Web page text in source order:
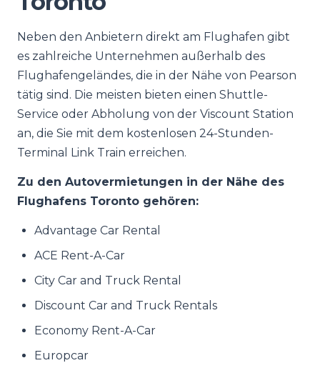
Neben den Anbietern direkt am Flughafen gibt
es zahlreiche Unternehmen außerhalb des
Flughafengeländes, die in der Nähe von Pearson
tätig sind. Die meisten bieten einen Shuttle-
Service oder Abholung von der Viscount Station
an, die Sie mit dem kostenlosen 24-Stunden-
Terminal Link Train erreichen.
Zu den Autovermietungen in der Nähe des
Flughafens Toronto gehören:
Advantage Car Rental
ACE Rent-A-Car
City Car and Truck Rental
Discount Car and Truck Rentals
Economy Rent-A-Car
Europcar